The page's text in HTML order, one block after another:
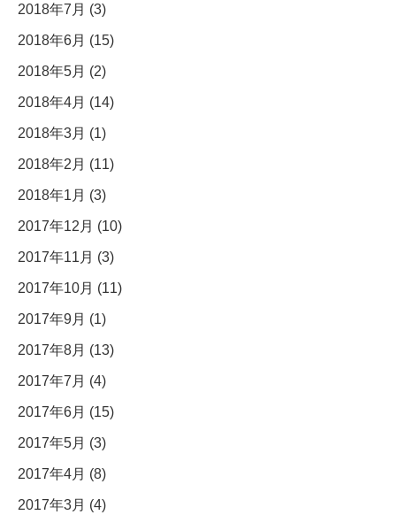
2018年7月 (3)
2018年6月 (15)
2018年5月 (2)
2018年4月 (14)
2018年3月 (1)
2018年2月 (11)
2018年1月 (3)
2017年12月 (10)
2017年11月 (3)
2017年10月 (11)
2017年9月 (1)
2017年8月 (13)
2017年7月 (4)
2017年6月 (15)
2017年5月 (3)
2017年4月 (8)
2017年3月 (4)